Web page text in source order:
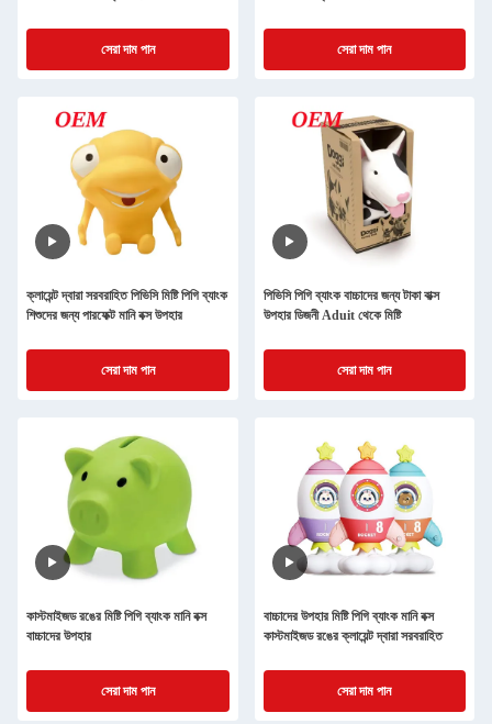
সেরা দাম পান সেরা দাম পান
ক্লায়েন্ট দ্বারা সরবরাহিত পিভিসি মিষ্টি পিগি ব্যাংক
শিশুদের জন্য পারফেক্ট মানি বক্স উপহার
সেরা দাম পান
পিভিসি পিগি ব্যাংক বাচ্চাদের জন্য টাকা বাক্স
উপহার ডিজনী Aduit থেকে মিষ্টি
সেরা দাম পান
কাস্টমাইজড রঙের মিষ্টি পিগি ব্যাংক মানি বক্স
বাচ্চাদের উপহার
সেরা দাম পান
বাচ্চাদের উপহার মিষ্টি পিগি ব্যাংক মানি বক্স
কাস্টমাইজড রঙের ক্লায়েন্ট দ্বারা সরবরাহিত
সেরা দাম পান